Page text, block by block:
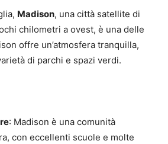
Madison, una città satellite di
chilometri a ovest, è una delle
offre un’atmosfera tranquilla,
di parchi e spazi verdi.
: Madison è una comunità
con eccellenti scuole e molte